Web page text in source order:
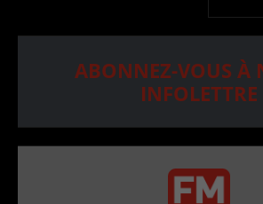
ABONNEZ-VOUS À
INFOLETTRE